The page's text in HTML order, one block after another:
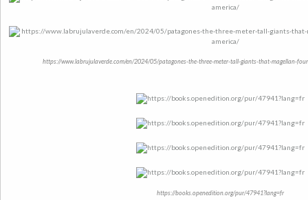
https://www.labrujulaverde.com/en/2024/05/patagones-the-three-meter-tall-giants-that-magellan-
https://books.openedition.org/pur/47941?lang=fr